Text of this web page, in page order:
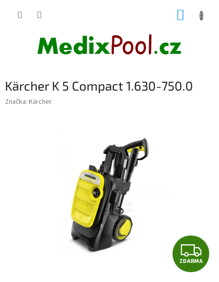
Kärcher K 5 Compact 1.630-750.0
Značka: Kärcher
Z
D
ZDARMA